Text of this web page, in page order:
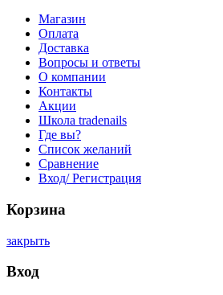
Магазин
Оплата
Доставка
Вопросы и ответы
О компании
Контакты
Акции
Школа tradenails
Где вы?
Список желаний
Сравнение
Вход/ Регистрация
Корзина
закрыть
Вход